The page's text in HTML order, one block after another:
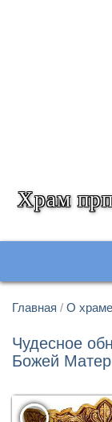
Храм
Главная / О храме
Чудесное
Божей